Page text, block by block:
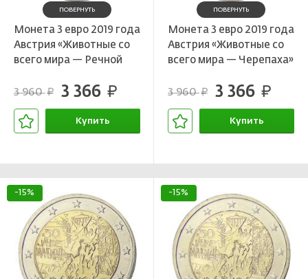
ПОВЕРНУТЬ
Монета 3 евро 2019 года
Австрия «Животные со
всего мира — Речной
3 960руб. 3 366 руб.
Купить
ПОВЕРНУТЬ
Монета 3 евро 2019 года
Австрия «Животные со
всего мира — Черепаха»
3 960руб. 3 366 руб.
Купить
-15% -15%